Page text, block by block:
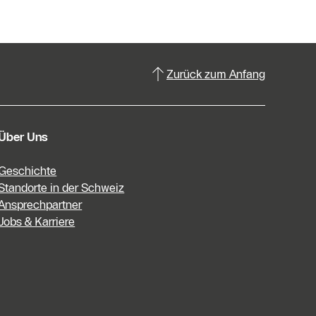
Zurück zum Anfang
Uns
in der Schweiz
& Karriere